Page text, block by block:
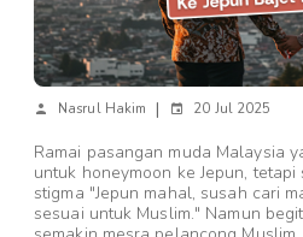
Nasrul Hakim | 20 Jul 2025
Ramai pasangan muda Malaysia
untuk honeymoon ke Jepun,
stigma "Jepun mahal, susah cari
sesuai untuk Muslim." Namun